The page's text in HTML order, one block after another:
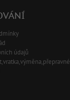
údajů